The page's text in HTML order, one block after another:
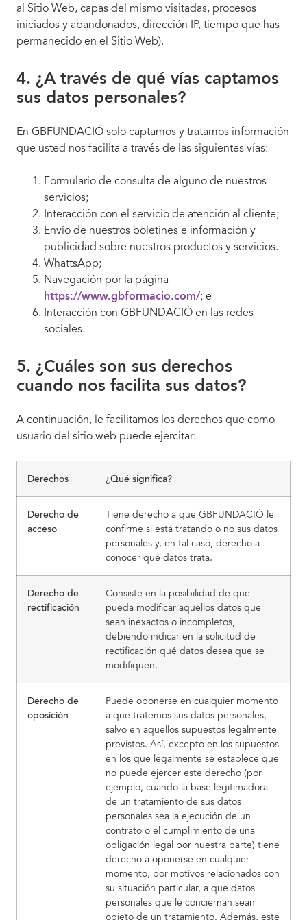
al Sitio Web, capas del mismo visitadas, procesos
iniciados y abandonados, dirección IP, tiempo que has
permanecido en el Sitio Web).
4. ¿A través de qué vías captamos
sus datos personales?
En GBFUNDACIÓ solo captamos y tratamos información
que usted nos facilita a través de las siguientes vías:
Formulario de consulta de alguno de nuestros
servicios;
Interacción con el servicio de atención al cliente;
Envío de nuestros boletines e información y
publicidad sobre nuestros productos y servicios.
WhattsApp;
Navegación por la página
https://www.gbformacio.com/; e
Interacción con GBFUNDACIÓ en las redes
sociales.
5. ¿Cuáles son sus derechos
cuando nos facilita sus datos?
A continuación, le facilitamos los derechos que como
usuario del sitio web puede ejercitar:
Derechos ¿Qué significa?
Derecho de
acceso
Tiene derecho a que GBFUNDACIÓ le
confirme si está tratando o no sus datos
personales y, en tal caso, derecho a
conocer qué datos trata.
Derecho de
rectificación
Consiste en la posibilidad de que
pueda modificar aquellos datos que
sean inexactos o incompletos,
debiendo indicar en la solicitud de
rectificación qué datos desea que se
modifiquen.
Derecho de
oposición
Puede oponerse en cualquier momento
a que tratemos sus datos personales,
salvo en aquellos supuestos legalmente
previstos. Así, excepto en los supuestos
en los que legalmente se establece que
no puede ejercer este derecho (por
ejemplo, cuando la base legitimadora
de un tratamiento de sus datos
personales sea la ejecución de un
contrato o el cumplimiento de una
obligación legal por nuestra parte) tiene
derecho a oponerse en cualquier
momento, por motivos relacionados con
su situación particular, a que datos
personales que le conciernan sean
objeto de un tratamiento. Además, este